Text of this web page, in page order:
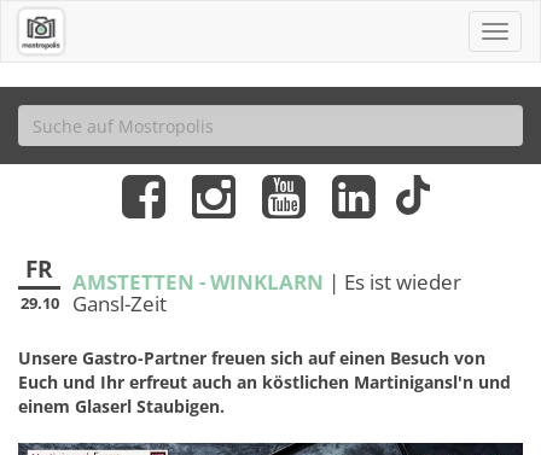
FR
29.10
AMSTETTEN - WINKLARN | Es ist wieder
Gansl-Zeit
Unsere Gastro-Partner freuen sich auf einen Besuch von
Euch und Ihr erfreut auch an köstlichen Martinigansl'n und
einem Glaserl Staubigen.